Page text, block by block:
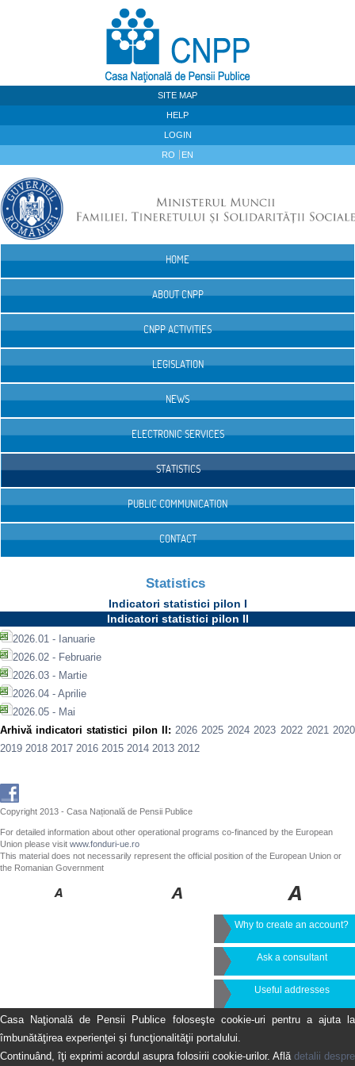
SITE MAP
HELP
LOGIN
RO EN
HOME
ABOUT CNPP
CNPP ACTIVITIES
LEGISLATION
NEWS
ELECTRONIC SERVICES
STATISTICS
PUBLIC COMMUNICATION
CONTACT
Statistics
Indicatori statistici pilon I
Indicatori statistici pilon II
2026.01 - Ianuarie
2026.02 - Februarie
2026.03 - Martie
2026.04 - Aprilie
2026.05 - Mai
Arhivă indicatori statistici pilon II: 2026 2025 2024 2023 2022 2021 2020
2019 2018 2017 2016 2015 2014 2013 2012
Copyright 2013 - Casa Națională de Pensii Publice
For detailed information about other operational programs co-financed by the European
Union please visit www.fonduri-ue.ro
This material does not necessarily represent the official position of the European Union or
the Romanian Government
Why to create an account?
Ask a consultant
Useful addresses
Casa Naţională de Pensii Publice foloseşte cookie-uri pentru a ajuta la
îmbunătăţirea experienţei şi funcţionalităţii portalului.
Continuând, îţi exprimi acordul asupra folosirii cookie-urilor. Află detalii despre